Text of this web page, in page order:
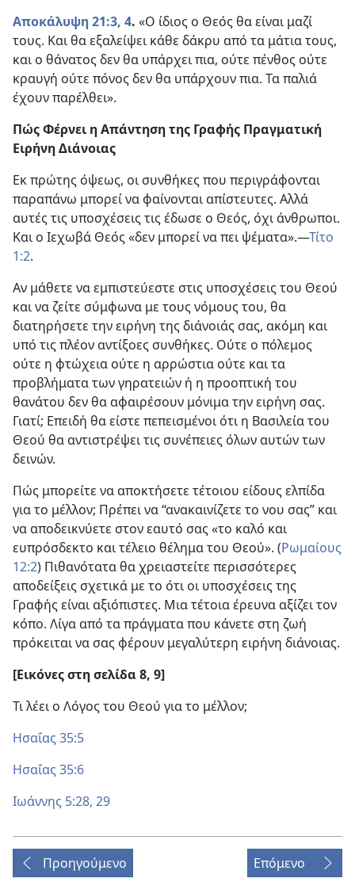
Αποκάλυψη 21:3, 4. «Ο ίδιος ο Θεός θα είναι μαζί
τους. Και θα εξαλείψει κάθε δάκρυ από τα μάτια τους,
και ο θάνατος δεν θα υπάρχει πια, ούτε πένθος ούτε
κραυγή ούτε πόνος δεν θα υπάρχουν πια. Τα παλιά
έχουν παρέλθει».
Πώς Φέρνει η Απάντηση της Γραφής Πραγματική
Ειρήνη Διάνοιας
Εκ πρώτης όψεως, οι συνθήκες που περιγράφονται
παραπάνω μπορεί να φαίνονται απίστευτες. Αλλά
αυτές τις υποσχέσεις τις έδωσε ο Θεός, όχι άνθρωποι.
Και ο Ιεχωβά Θεός «δεν μπορεί να πει ψέματα».—Τίτο
1:2.
Αν μάθετε να εμπιστεύεστε στις υποσχέσεις του Θεού
και να ζείτε σύμφωνα με τους νόμους του, θα
διατηρήσετε την ειρήνη της διάνοιάς σας, ακόμη και
υπό τις πλέον αντίξοες συνθήκες. Ούτε ο πόλεμος
ούτε η φτώχεια ούτε η αρρώστια ούτε και τα
προβλήματα των γηρατειών ή η προοπτική του
θανάτου δεν θα αφαιρέσουν μόνιμα την ειρήνη σας.
Γιατί; Επειδή θα είστε πεπεισμένοι ότι η Βασιλεία του
Θεού θα αντιστρέψει τις συνέπειες όλων αυτών των
δεινών.
Πώς μπορείτε να αποκτήσετε τέτοιου είδους ελπίδα
για το μέλλον; Πρέπει να “ανακαινίζετε το νου σας” και
να αποδεικνύετε στον εαυτό σας «το καλό και
ευπρόσδεκτο και τέλειο θέλημα του Θεού». (Ρωμαίους
12:2) Πιθανότατα θα χρειαστείτε περισσότερες
αποδείξεις σχετικά με το ότι οι υποσχέσεις της
Γραφής είναι αξιόπιστες. Μια τέτοια έρευνα αξίζει τον
κόπο. Λίγα από τα πράγματα που κάνετε στη ζωή
πρόκειται να σας φέρουν μεγαλύτερη ειρήνη διάνοιας.
[Εικόνες στη σελίδα 8, 9]
Τι λέει ο Λόγος του Θεού για το μέλλον;
Ησαΐας 35:5
Ησαΐας 35:6
Ιωάννης 5:28, 29
Προηγούμενο Επόμενο